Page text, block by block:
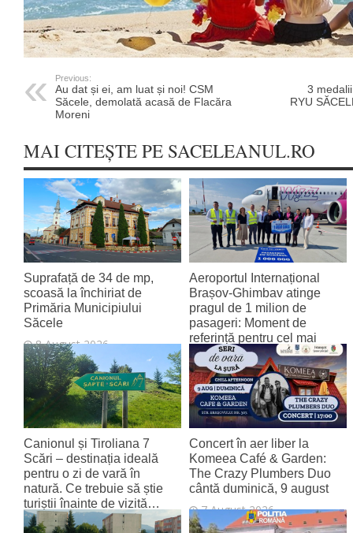
Previous:
Au dat și ei, am luat și noi! CSM
Săcele, demolată acasă de Flacăra
Moreni
3
RYU
MAI CITEȘTE PE SACELEANUL.RO
Suprafață de 34 de mp,
scoasă la închiriat de
Primăria Municipiului
Săcele
8 August 2026
Aeroportul Internațional
Brașov‑Ghimbav atinge
pragul de 1 milion de
pasageri: Moment de
referință pentru cel mai
tânăr aeroport al țării
8 August 2026
Canionul și Tiroliana 7
Scări – destinația ideală
pentru o zi de vară în
natură. Ce trebuie să știe
turiștii înainte de vizită…
7 August 2026
Concert în aer liber la
Komeea Café & Garden:
The Crazy Plumbers Duo
cântă duminică, 9 august
7 August 2026